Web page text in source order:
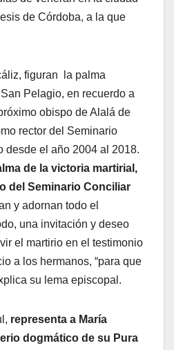
de Córdoba, a la que
figuran la palma
Pelagio, en recuerdo a
obispo de Alalá de
rector del Seminario
desde el año 2004 al 2018.
de la victoria martirial,
del Seminario Conciliar
y adornan todo el
una invitación y deseo
el martirio en el testimonio
a los hermanos, “para que
su lema episcopal.
representa a María
dogmático de su Pura